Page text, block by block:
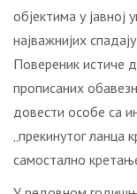
објектима у јавној
најважнијих
Повереник истиче
прописаних
довести особе са
„прекинутог ланца
самостално